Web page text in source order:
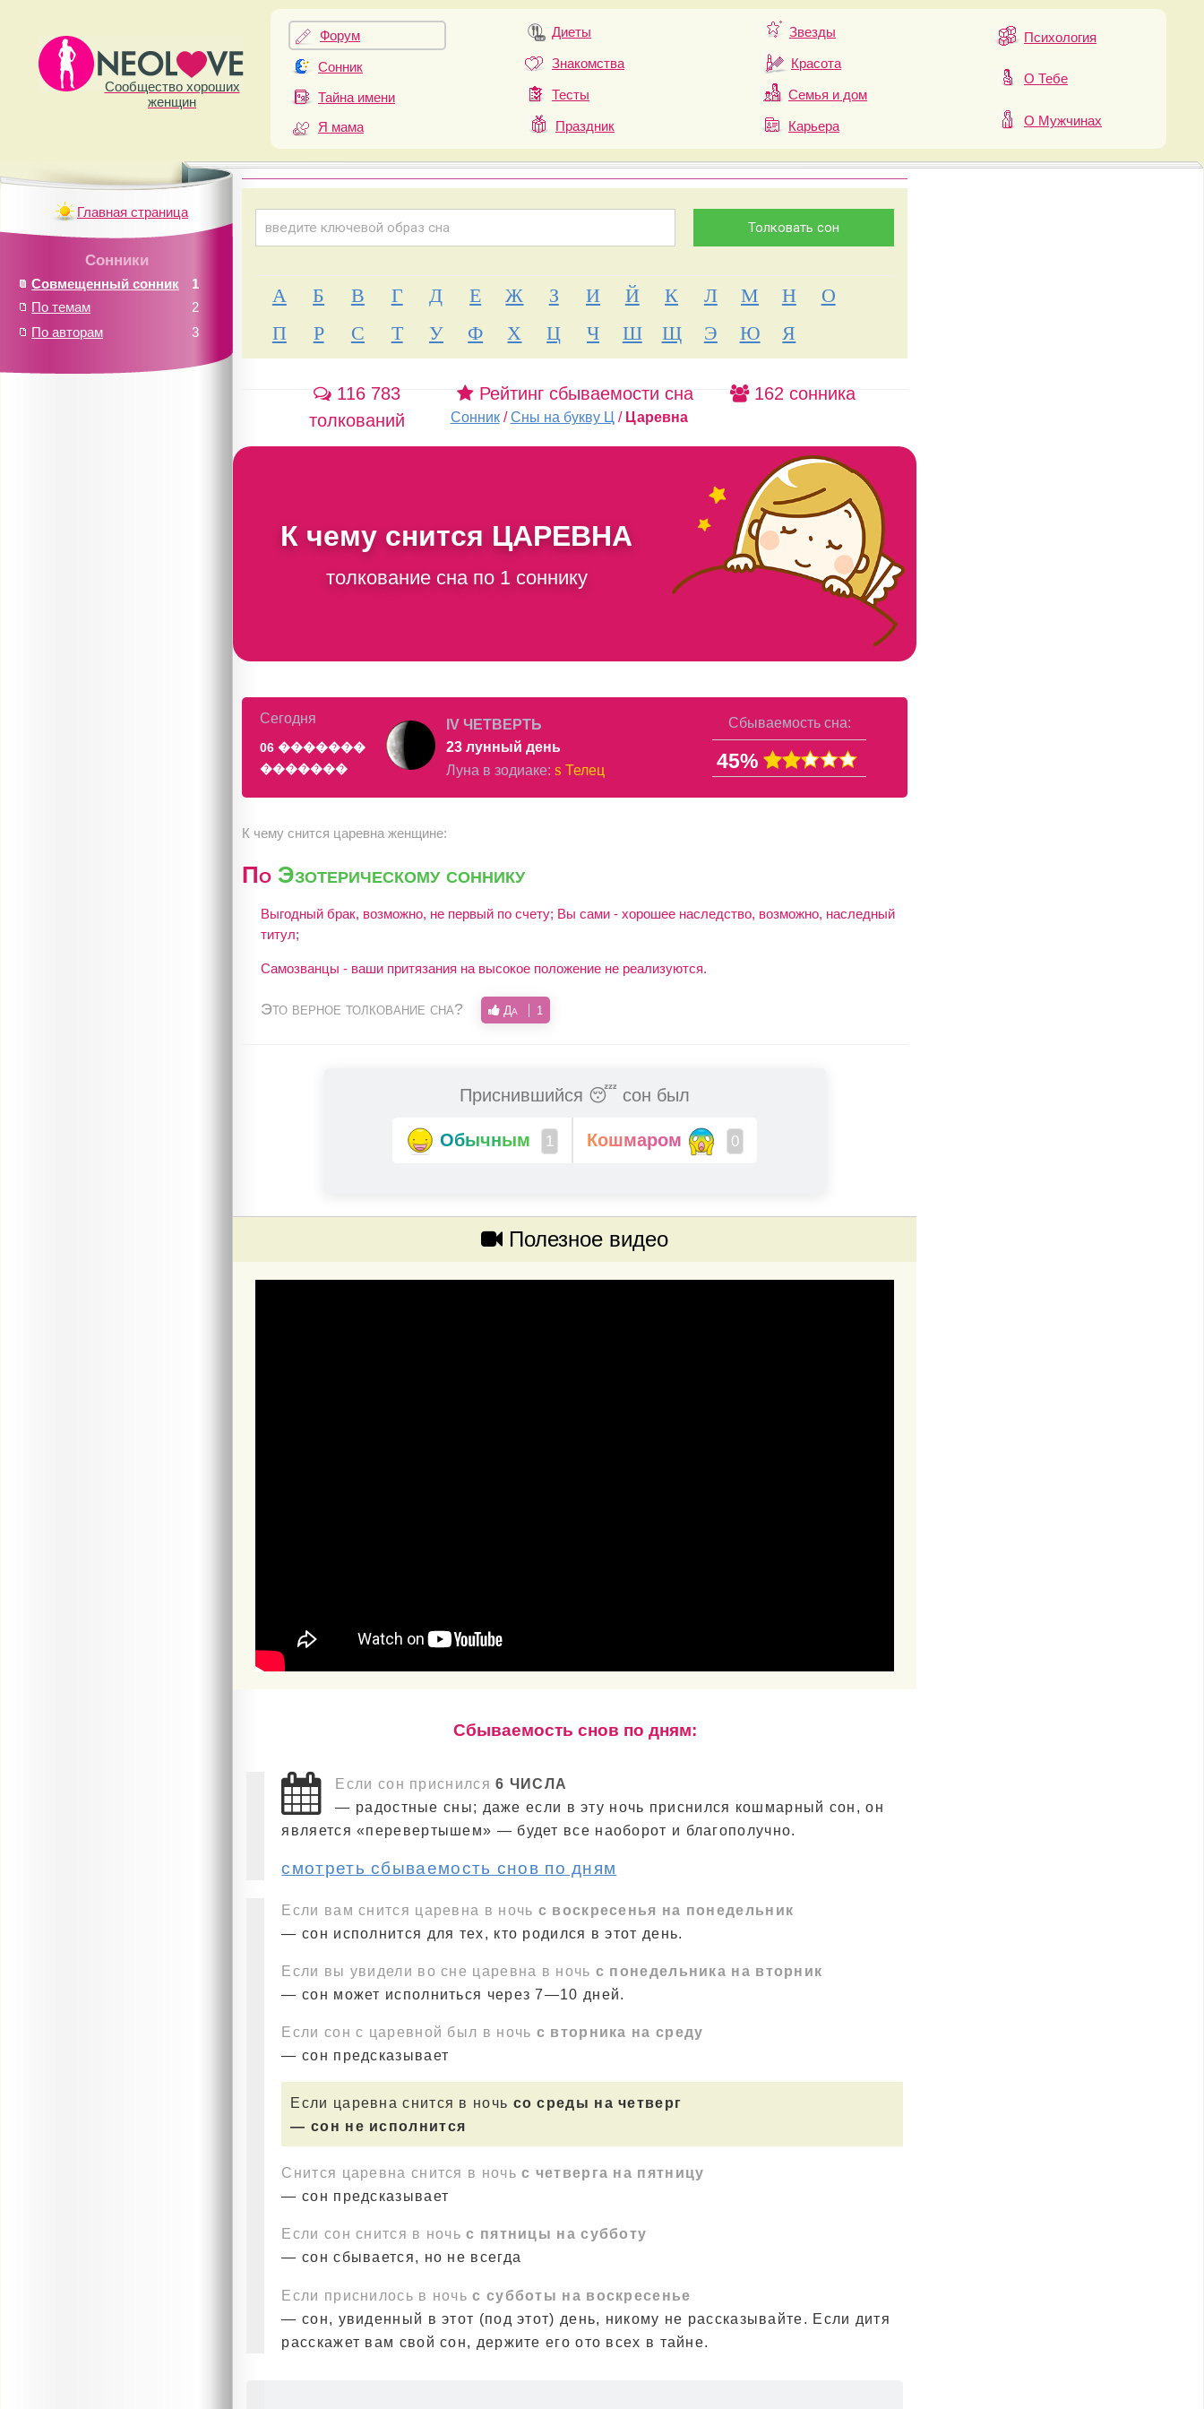
Сообщество хороших
женщин
Форум
Сонник
Тайна имени
Я мама
Диеты
Знакомства
Тесты
Праздник
Звезды
Красота
Семья и дом
Карьера
Психология
О Тебе
О Мужчинах
А Б В Г Д Е Ж З И Й К Л М Н
О
П
Р С Т У Ф Х Ц Ч Ш Щ Э Ю Я
116 783
толкований
Рейтинг сбываемости сна 162 сонника
Сонник /Сны на букву Ц / Царевна
К чему снится ЦАРЕВНА
толкование сна по 1 соннику
Сегодня
06 �������
�������
IV ЧЕТВЕРТЬ
23 лунный день
Луна в зодиаке: s Телец
Сбываемость сна:
45%
К чему снится царевна женщине:
По Эзотерическому соннику
Выгодный брак, возможно, не первый по счету; Вы сами - хорошее наследство, возможно, наследный
титул;
Самозванцы - ваши притязания на высокое положение не реализуются.
Это верное толкование сна? Да 1
Приснившийся 😴 сон был
Обычным 1 Кошмаром 0
Полезное видео
Cбываемость снов по дням:
Если сон приснился 6 ЧИСЛА
— радостные сны; даже если в эту ночь приснился кошмарный сон, он
является «перевертышем» — будет все наоборот и благополучно.
смотреть сбываемость снов по дням
Если вам снится царевна в ночь с воскресенья на понедельник
— сон исполнится для тех, кто родился в этот день.
Если вы увидели во сне царевна в ночь с понедельника на вторник
— сон может исполниться через 7—10 дней.
Если сон с царевной был в ночь с вторника на среду
— сон предсказывает
Если царевна снится в ночь со среды на четверг
— сон не исполнится
Снится царевна снится в ночьс четверга на пятницу
— сон предсказывает
Если сон снится в ночьс пятницы на субботу
— сон сбывается, но не всегда
Если приснилось в ночьс субботы на воскресенье
— сон, увиденный в этот (под этот) день, никому не рассказывайте. Если дитя
расскажет вам свой сон, держите его ото всех в тайне.
Главная страница
Сонники
1
Совмещенный сонник
2
По темам
3
По авторам